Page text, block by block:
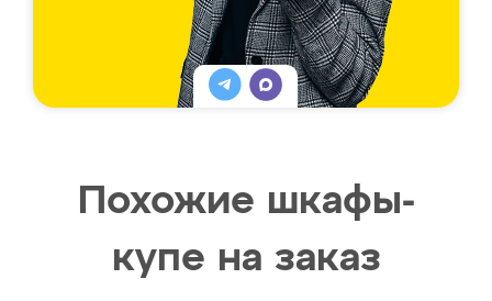
Похожие шкафы-
купе на заказ